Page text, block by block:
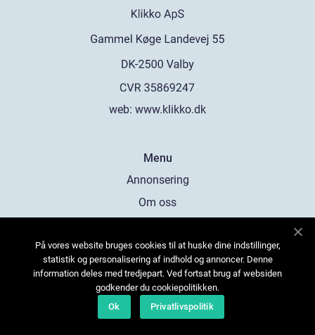
web: www.klikko.dk
Menu
Annonsering
Om oss
Kontakta oss
Sitemap
På vores website bruges cookies til at huske dine indstillinger,
statistik og personalisering af indhold og annoncer. Denne
information deles med tredjepart. Ved fortsat brug af websiden
godkender du cookiepolitikken.
Ok
Privatlivspolitik